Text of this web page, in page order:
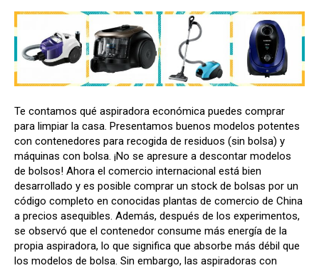
Te contamos qué aspiradora económica puedes comprar
para limpiar la casa. Presentamos buenos modelos potentes
con contenedores para recogida de residuos (sin bolsa) y
máquinas con bolsa. ¡No se apresure a descontar modelos
de bolsos! Ahora el comercio internacional está bien
desarrollado y es posible comprar un stock de bolsas por un
código completo en conocidas plantas de comercio de China
a precios asequibles. Además, después de los experimentos,
se observó que el contenedor consume más energía de la
propia aspiradora, lo que significa que absorbe más débil que
los modelos de bolsa. Sin embargo, las aspiradoras con